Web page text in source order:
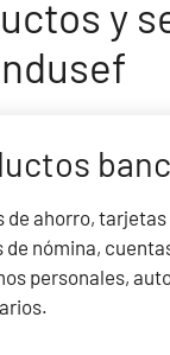
y
de ahorro,
de nómina,
personales,